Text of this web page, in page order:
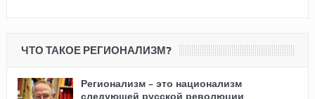
ЧТО ТАКОЕ РЕГИОНАЛИЗМ?
Регионализм – это национализм
следующей русской революции